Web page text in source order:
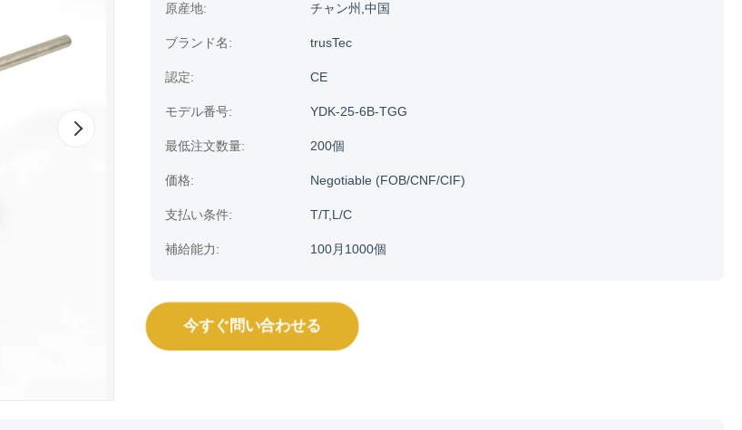
原産地: チャン州,中国
ブランド名: trusTec
認定: CE
モデル番号: YDK-25-6B-TGG
最低注文数量: 200個
価格: Negotiable (FOB/CNF/CIF)
支払い条件: T/T,L/C
補給能力: 100月1000個
今すぐ問い合わせる